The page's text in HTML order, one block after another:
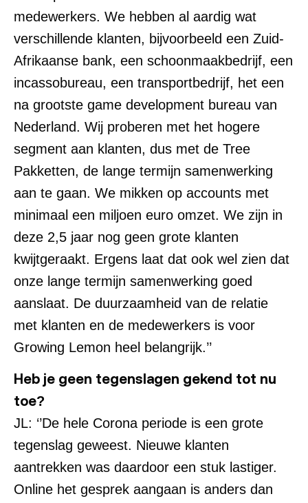
medewerkers. We hebben al aardig wat
verschillende klanten, bijvoorbeeld een Zuid-
Afrikaanse bank, een schoonmaakbedrijf, een
incassobureau, een transportbedrijf, het een
na grootste game development bureau van
Nederland. Wij proberen met het hogere
segment aan klanten, dus met de Tree
Pakketten, de lange termijn samenwerking
aan te gaan. We mikken op accounts met
minimaal een miljoen euro omzet. We zijn in
deze 2,5 jaar nog geen grote klanten
kwijtgeraakt. Ergens laat dat ook wel zien dat
onze lange termijn samenwerking goed
aanslaat. De duurzaamheid van de relatie
met klanten en de medewerkers is voor
Growing Lemon heel belangrijk.’’
Heb je geen tegenslagen gekend tot nu
toe?
JL: ‘’De hele Corona periode is een grote
tegenslag geweest. Nieuwe klanten
aantrekken was daardoor een stuk lastiger.
Online het gesprek aangaan is anders dan